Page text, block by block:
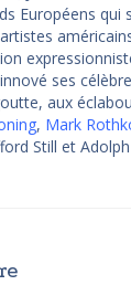
Européens qui
ses
aux
, Mark
Still et